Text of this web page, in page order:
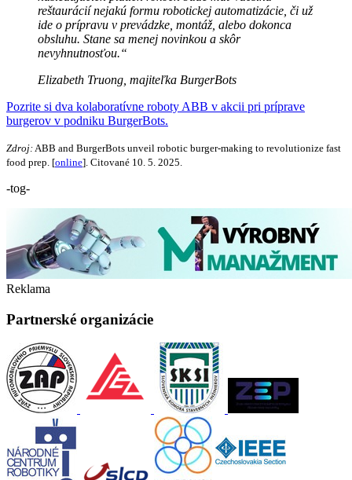
reštaurácií nejakú formu robotickej automatizácie, či už
ide o prípravu v prevádzke, montáž, alebo dokonca
obsluhu. Stane sa menej novinkou a skôr
nevyhnutnosťou.“
Elizabeth Truong, majiteľka BurgerBots
Pozrite si dva kolaboratívne roboty ABB v akcii pri príprave
burgerov v podniku BurgerBots.
Zdroj: ABB and BurgerBots unveil robotic burger-making to revolutionize fast
food prep. [online]. Citované 10. 5. 2025.
-tog-
Reklama
Partnerské organizácie